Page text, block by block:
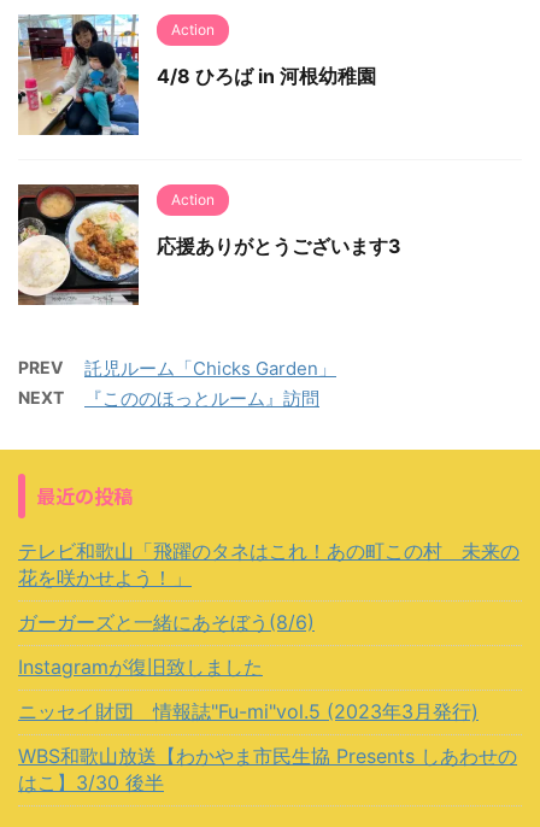
Action
4/8 ひろば in 河根幼稚園
Action
応援ありがとうございます3
PREV 託児ルーム「Chicks Garden」
NEXT 『こののほっとルーム』訪問
最近の投稿
テレビ和歌山「飛躍のタネはこれ！あの町この村 未来の
花を咲かせよう！」
ガーガーズと一緒にあそぼう(8/6)
Instagramが復旧致しました
ニッセイ財団 情報誌"Fu-mi"vol.5 (2023年3月発行)
WBS和歌山放送【わかやま市民生協 Presents しあわせの
はこ】3/30 後半